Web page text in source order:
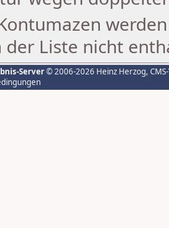
der Liste nicht
Server© 2006-2026 Heinz Herzog,